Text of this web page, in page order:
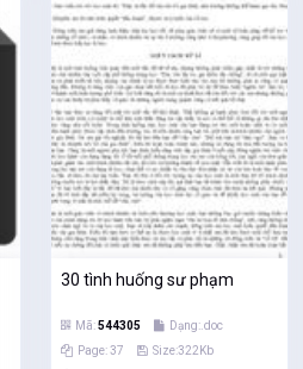
30 tình huống sư phạm
Mã:544305
Dạng:.doc
Page: 37
Size:322Kb